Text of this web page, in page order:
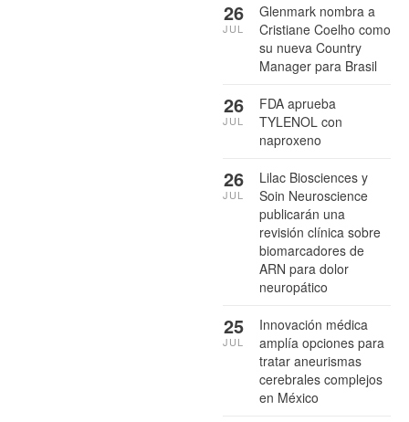
Glenmark nombra a
Cristiane Coelho como
su nueva Country
Manager para Brasil
26
JUL
FDA aprueba
TYLENOL con
naproxeno
26
JUL
Lilac Biosciences y
Soin Neuroscience
publicarán una
revisión clínica sobre
biomarcadores de
ARN para dolor
neuropático
26
JUL
Innovación médica
amplía opciones para
tratar aneurismas
cerebrales complejos
en México
25
JUL